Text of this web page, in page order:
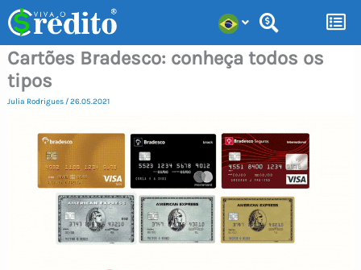
para
conteúdo
Cartões Bradesco: conheça todos os
tipos
Julia Rodrigues /26.05.2021